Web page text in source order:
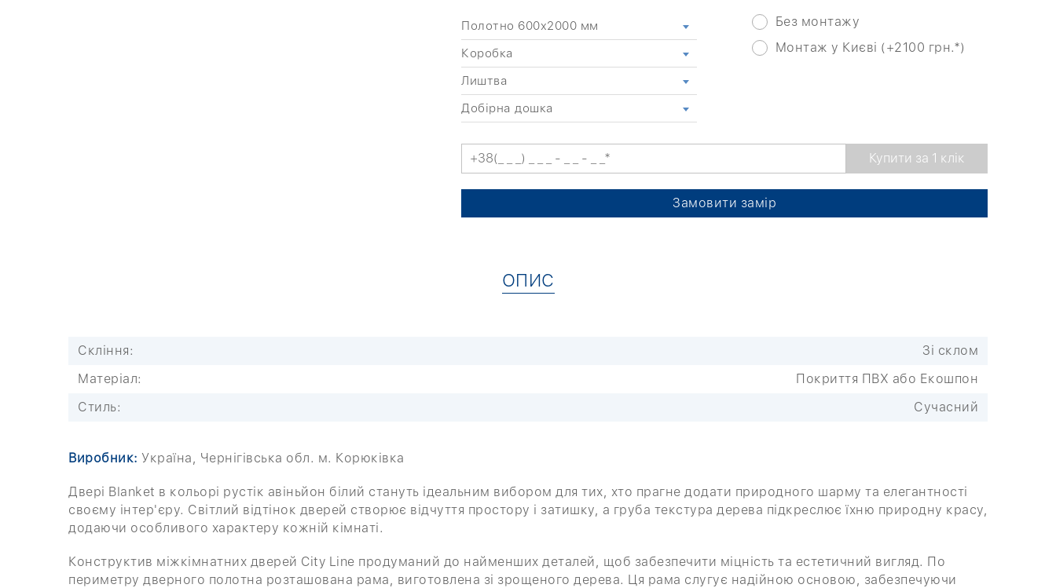
Полотно 600x2000 мм
Коробка
Лиштва
Добірна дошка
Без монтажу
Монтаж у Києві (+2100 грн.*)
Замовити замір
ОПИС
Скління:
Зі склом
Матеріал:
Покриття ПВХ або Екошпон
Стиль:
Сучасний
Виробник: Україна, Чернігівська обл. м. Корюківка
Двері Blanket в кольорі рустік авіньйон білий стануть ідеальним вибором для тих, хто прагне додати природного шарму та елегантності
своєму інтер'єру. Світлий відтінок дверей створює відчуття простору і затишку, а груба текстура дерева підкреслює їхню природну красу,
додаючи особливого характеру кожній кімнаті.
Конструктив міжкімнатних дверей City Line продуманий до найменших деталей, щоб забезпечити міцність та естетичний вигляд. По
периметру дверного полотна розташована рама, виготовлена зі зрощеного дерева. Ця рама слугує надійною основою, забезпечуючи